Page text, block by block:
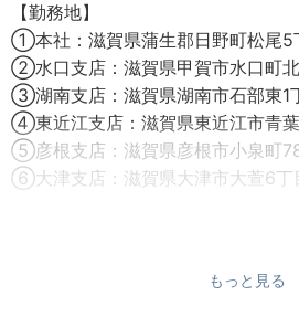
◎法人・官公庁向けのアプローチ
企業のオフィス、工場、商業施設な
のヒアリング
ニーズに合わせた企画・施工プラン
◎信頼関係の構築
既存顧客へのフォローや、地域に密
お客様の要望を設計や施工管理のメ
【勤務地】
①本社：滋賀県蒲生郡日野町松尾5
②水口支店：滋賀県甲賀市水口町
③湖南支店：滋賀県湖南市石部東1
④東近江支店：滋賀県東近江市青
⑤彦根支店：滋賀県彦根市小泉町
⑥大津支店：滋賀県大津市大萱6丁
もっと見る